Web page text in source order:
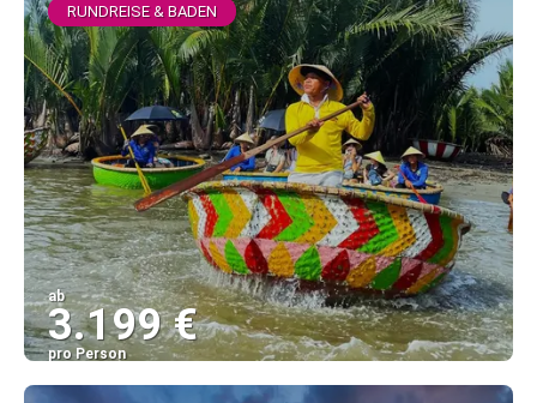
RUNDREISE & BADEN
ab
3.199 €
pro Person
Sehen